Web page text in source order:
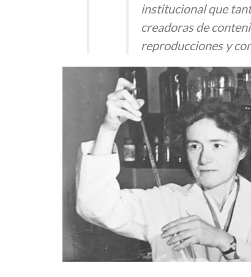
institucional que
creadoras de
reproducciones y